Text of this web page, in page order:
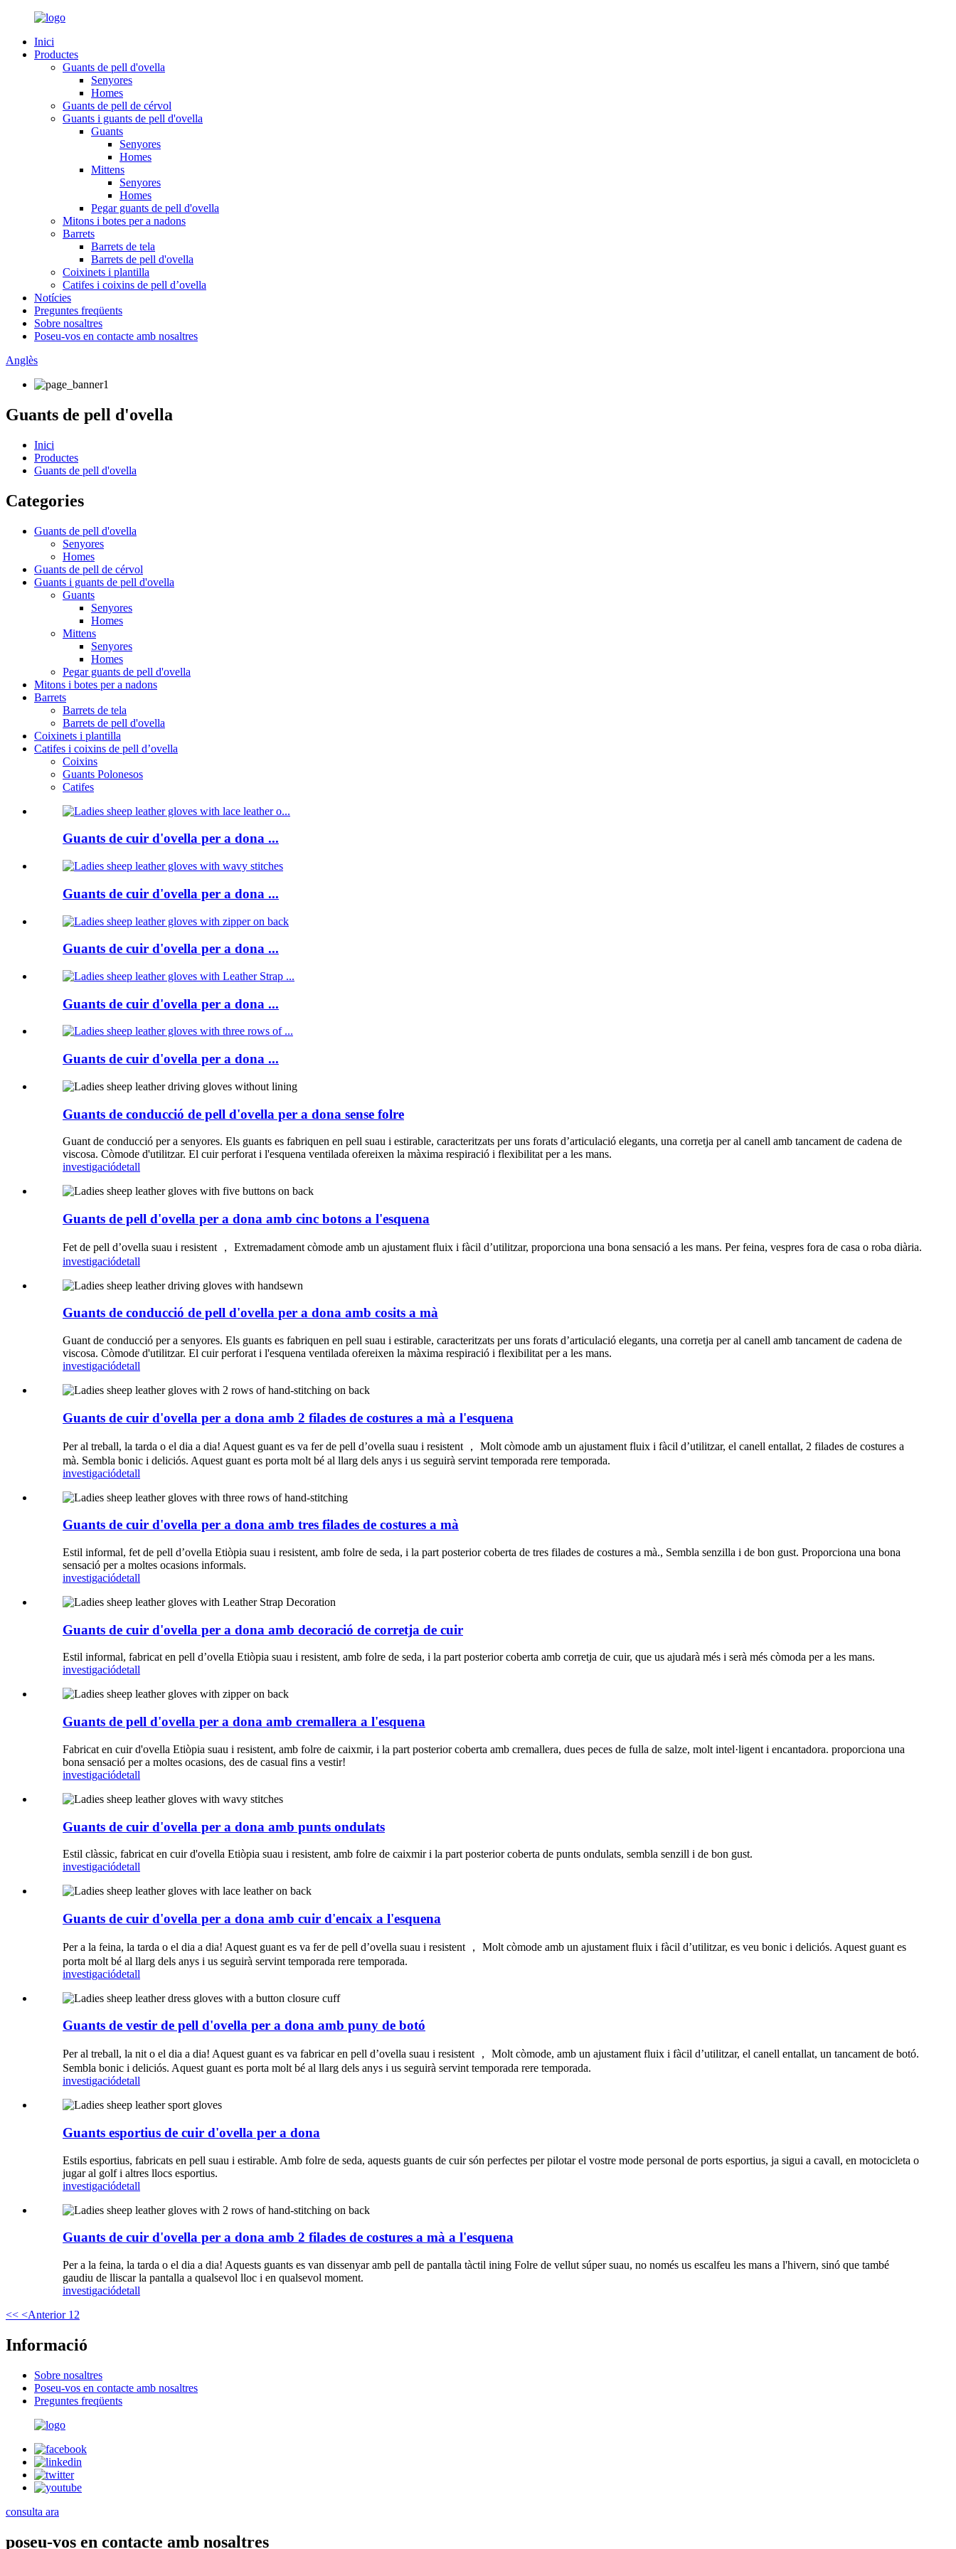
Inici
Productes
Guants de pell d'ovella
Senyores
Homes
Guants de pell de cérvol
Guants i guants de pell d'ovella
Guants
Senyores
Homes
Mittens
Senyores
Homes
Pegar guants de pell d'ovella
Mitons i botes per a nadons
Barrets
Barrets de tela
Barrets de pell d'ovella
Coixinets i plantilla
Catifes i coixins de pell d’ovella
Notícies
Preguntes freqüents
Sobre nosaltres
Poseu-vos en contacte amb nosaltres
Anglès
Guants de pell d'ovella
Inici
Productes
Guants de pell d'ovella
Categories
Guants de pell d'ovella
Senyores
Homes
Guants de pell de cérvol
Guants i guants de pell d'ovella
Guants
Senyores
Homes
Mittens
Senyores
Homes
Pegar guants de pell d'ovella
Mitons i botes per a nadons
Barrets
Barrets de tela
Barrets de pell d'ovella
Coixinets i plantilla
Catifes i coixins de pell d’ovella
Coixins
Guants Polonesos
Catifes
Guants de cuir d'ovella per a dona ...
Guants de cuir d'ovella per a dona ...
Guants de cuir d'ovella per a dona ...
Guants de cuir d'ovella per a dona ...
Guants de cuir d'ovella per a dona ...
Guants de conducció de pell d'ovella per a dona sense folre
Guant de conducció per a senyores. Els guants es fabriquen en pell suau i estirable, caracteritzats per uns forats d’articulació elegants, una corretja per al canell amb tancament de cadena de
viscosa. Còmode d'utilitzar. El cuir perforat i l'esquena ventilada ofereixen la màxima respiració i flexibilitat per a les mans.
investigaciódetall
Guants de pell d'ovella per a dona amb cinc botons a l'esquena
Fet de pell d’ovella suau i resistent ， Extremadament còmode amb un ajustament fluix i fàcil d’utilitzar, proporciona una bona sensació a les mans. Per feina, vespres fora de casa o roba diària.
investigaciódetall
Guants de conducció de pell d'ovella per a dona amb cosits a mà
Guant de conducció per a senyores. Els guants es fabriquen en pell suau i estirable, caracteritzats per uns forats d’articulació elegants, una corretja per al canell amb tancament de cadena de
viscosa. Còmode d'utilitzar. El cuir perforat i l'esquena ventilada ofereixen la màxima respiració i flexibilitat per a les mans.
investigaciódetall
Guants de cuir d'ovella per a dona amb 2 filades de costures a mà a l'esquena
Per al treball, la tarda o el dia a dia! Aquest guant es va fer de pell d’ovella suau i resistent ， Molt còmode amb un ajustament fluix i fàcil d’utilitzar, el canell entallat, 2 filades de costures a
mà. Sembla bonic i deliciós. Aquest guant es porta molt bé al llarg dels anys i us seguirà servint temporada rere temporada.
investigaciódetall
Guants de cuir d'ovella per a dona amb tres filades de costures a mà
Estil informal, fet de pell d’ovella Etiòpia suau i resistent, amb folre de seda, i la part posterior coberta de tres filades de costures a mà., Sembla senzilla i de bon gust. Proporciona una bona
sensació per a moltes ocasions informals.
investigaciódetall
Guants de cuir d'ovella per a dona amb decoració de corretja de cuir
Estil informal, fabricat en pell d’ovella Etiòpia suau i resistent, amb folre de seda, i la part posterior coberta amb corretja de cuir, que us ajudarà més i serà més còmoda per a les mans.
investigaciódetall
Guants de pell d'ovella per a dona amb cremallera a l'esquena
Fabricat en cuir d'ovella Etiòpia suau i resistent, amb folre de caixmir, i la part posterior coberta amb cremallera, dues peces de fulla de salze, molt intel·ligent i encantadora. proporciona una
bona sensació per a moltes ocasions, des de casual fins a vestir!
investigaciódetall
Guants de cuir d'ovella per a dona amb punts ondulats
Estil clàssic, fabricat en cuir d'ovella Etiòpia suau i resistent, amb folre de caixmir i la part posterior coberta de punts ondulats, sembla senzill i de bon gust.
investigaciódetall
Guants de cuir d'ovella per a dona amb cuir d'encaix a l'esquena
Per a la feina, la tarda o el dia a dia! Aquest guant es va fer de pell d’ovella suau i resistent ， Molt còmode amb un ajustament fluix i fàcil d’utilitzar, es veu bonic i deliciós. Aquest guant es
porta molt bé al llarg dels anys i us seguirà servint temporada rere temporada.
investigaciódetall
Guants de vestir de pell d'ovella per a dona amb puny de botó
Per al treball, la nit o el dia a dia! Aquest guant es va fabricar en pell d’ovella suau i resistent ， Molt còmode, amb un ajustament fluix i fàcil d’utilitzar, el canell entallat, un tancament de botó.
Sembla bonic i deliciós. Aquest guant es porta molt bé al llarg dels anys i us seguirà servint temporada rere temporada.
investigaciódetall
Guants esportius de cuir d'ovella per a dona
Estils esportius, fabricats en pell suau i estirable. Amb folre de seda, aquests guants de cuir són perfectes per pilotar el vostre mode personal de ports esportius, ja sigui a cavall, en motocicleta o
jugar al golf i altres llocs esportius.
investigaciódetall
Guants de cuir d'ovella per a dona amb 2 filades de costures a mà a l'esquena
Per a la feina, la tarda o el dia a dia! Aquests guants es van dissenyar amb pell de pantalla tàctil ining Folre de vellut súper suau, no només us escalfeu les mans a l'hivern, sinó que també
gaudiu de lliscar la pantalla a qualsevol lloc i en qualsevol moment.
investigaciódetall
<< <Anterior 1 2
Informació
Sobre nosaltres
Poseu-vos en contacte amb nosaltres
Preguntes freqüents
consulta ara
poseu-vos en contacte amb nosaltres